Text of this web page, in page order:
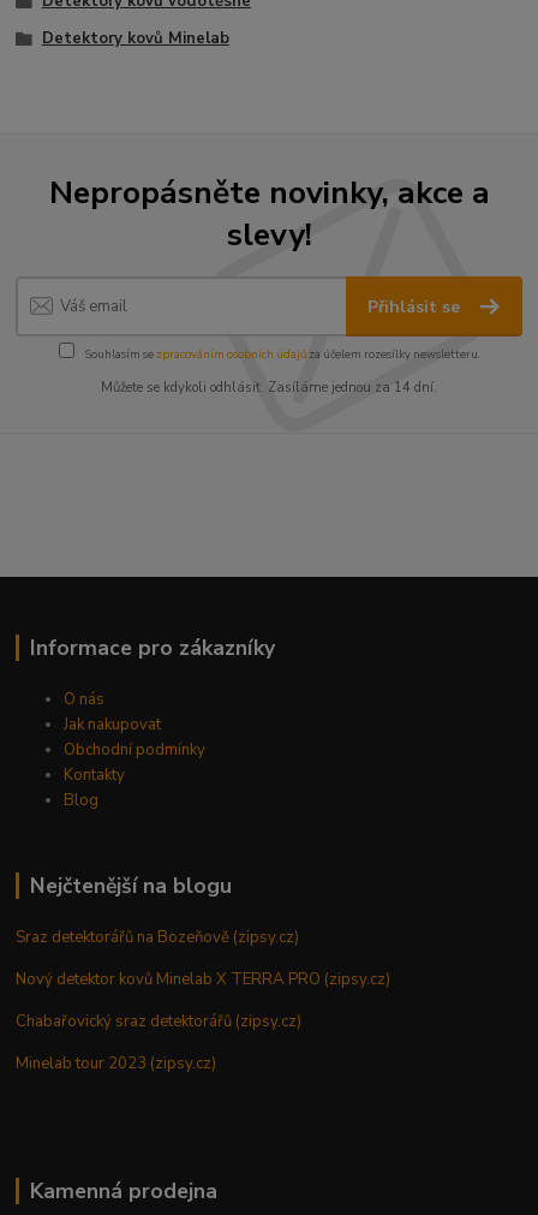
Detektory kovů Minelab
Nepropásněte novinky, akce a
slevy!
Přihlásit se
Souhlasím se zpracováním osobních údajůza účelem rozesílky newsletteru.
Můžete se kdykoli odhlásit. Zasíláme jednou za 14 dní.
Informace pro zákazníky
O nás
Jak nakupovat
Obchodní podmínky
Kontakty
Blog
Nejčtenější na blogu
Sraz detektorářů na Bozeňově (zipsy.cz)
Nový detektor kovů Minelab X TERRA PRO (zipsy.cz)
Chabařovický sraz detektorářů (zipsy.cz)
Minelab tour 2023 (zipsy.cz)
Kamenná prodejna